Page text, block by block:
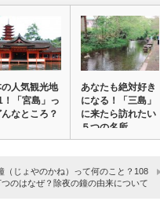
の人気観光地
！「宮島」っ
なところ？
あなたも絶対好き
になる！「三島」
に来たら訪れたい
５つの名所
（じょやのかね）って何のこと？108
つのはなぜ？除夜の鐘の由来について